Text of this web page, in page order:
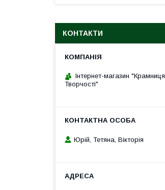
КОНТАКТИ
Інтернет-магазин "Крамниця
Творчості"
Юрій, Тетяна, Вікторія